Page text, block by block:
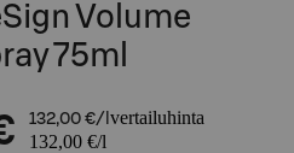
Volume
75ml
132,00 €/l vertailuhinta
132,00 €/l